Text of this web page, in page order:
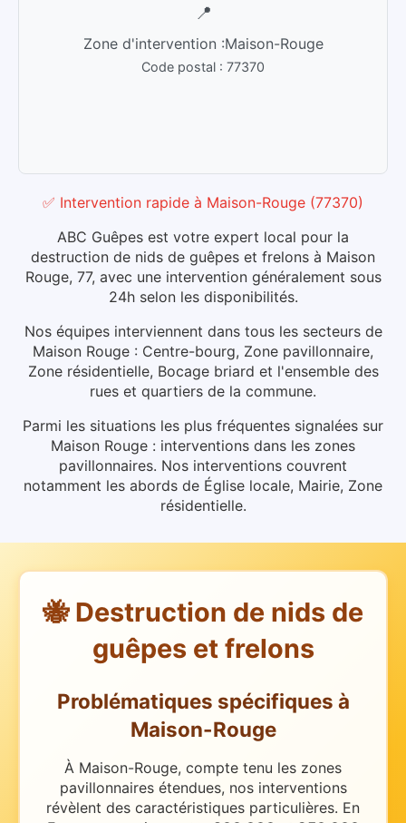
📍
Zone d'intervention :Maison-Rouge
Code postal : 77370
✅ Intervention rapide à Maison-Rouge (77370)
ABC Guêpes est votre expert local pour la
destruction de nids de guêpes et frelons à Maison
Rouge, 77, avec une intervention généralement sous
24h selon les disponibilités.
Nos équipes interviennent dans tous les secteurs de
Maison Rouge : Centre-bourg, Zone pavillonnaire,
Zone résidentielle, Bocage briard et l'ensemble des
rues et quartiers de la commune.
Parmi les situations les plus fréquentes signalées sur
Maison Rouge : interventions dans les zones
pavillonnaires. Nos interventions couvrent
notamment les abords de Église locale, Mairie, Zone
résidentielle.
🐝 Destruction de nids de
guêpes et frelons
Problématiques spécifiques à
Maison-Rouge
À Maison-Rouge, compte tenu les zones
pavillonnaires étendues, nos interventions
révèlent des caractéristiques particulières. En